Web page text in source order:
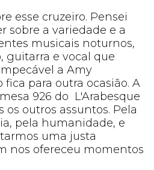
esse cruzeiro. Pensei
sobre a variedade e a
musicais noturnos,
guitarra e vocal que
a Amy
fica para outra ocasião. A
926 do L'Arabesque
os outros assuntos. Pela
pela humanidade, e
uma justa
nos ofereceu momentos